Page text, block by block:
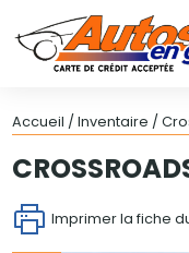
Accueil / Inventaire /
Imprimer la fiche